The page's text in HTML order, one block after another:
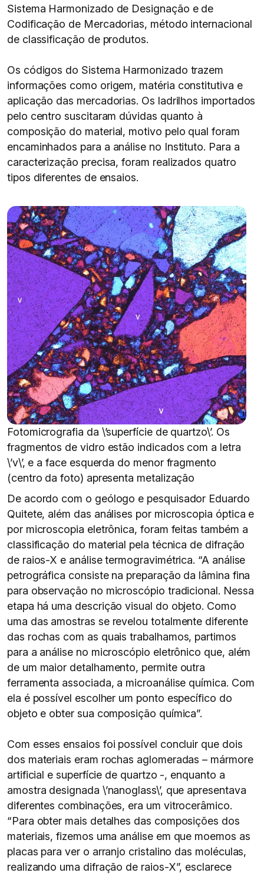
Sistema Harmonizado de Designação e de
Codificação de Mercadorias, método internacional
de classificação de produtos.
Os códigos do Sistema Harmonizado trazem
informações como origem, matéria constitutiva e
aplicação das mercadorias. Os ladrilhos importados
pelo centro suscitaram dúvidas quanto à
composição do material, motivo pelo qual foram
encaminhados para a análise no Instituto. Para a
caracterização precisa, foram realizados quatro
tipos diferentes de ensaios.
Fotomicrografia da \’superfície de quartzo\’. Os
fragmentos de vidro estão indicados com a letra
\’v\’, e a face esquerda do menor fragmento
(centro da foto) apresenta metalização
De acordo com o geólogo e pesquisador Eduardo
Quitete, além das análises por microscopia óptica e
por microscopia eletrônica, foram feitas também a
classificação do material pela técnica de difração
de raios-X e análise termogravimétrica. “A análise
petrográfica consiste na preparação da lâmina fina
para observação no microscópio tradicional. Nessa
etapa há uma descrição visual do objeto. Como
uma das amostras se revelou totalmente diferente
das rochas com as quais trabalhamos, partimos
para a análise no microscópio eletrônico que, além
de um maior detalhamento, permite outra
ferramenta associada, a microanálise química. Com
ela é possível escolher um ponto específico do
objeto e obter sua composição química”.
Com esses ensaios foi possível concluir que dois
dos materiais eram rochas aglomeradas – mármore
artificial e superfície de quartzo -, enquanto a
amostra designada \’nanoglass\’, que apresentava
diferentes combinações, era um vitrocerâmico.
“Para obter mais detalhes das composições dos
materiais, fizemos uma análise em que moemos as
placas para ver o arranjo cristalino das moléculas,
realizando uma difração de raios-X”, esclarece